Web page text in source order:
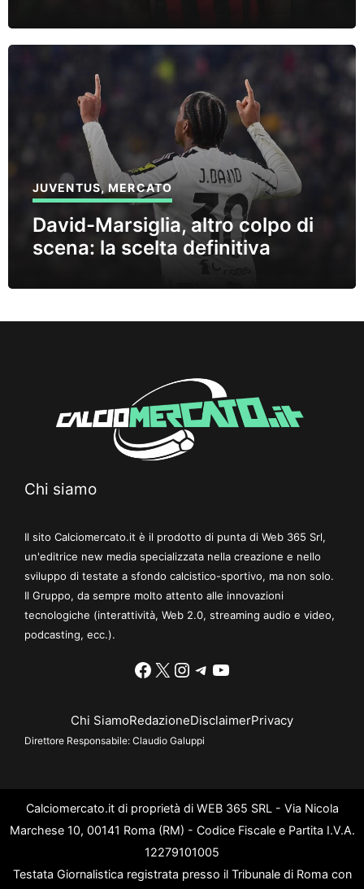
JUVENTUS,MERCATO
David-Marsiglia, altro colpo di
scena: la scelta definitiva
Chi siamo
Il sito Calciomercato.it è il prodotto di punta di Web 365 Srl,
un'editrice new media specializzata nella creazione e nello
sviluppo di testate a sfondo calcistico-sportivo, ma non solo.
Il Gruppo, da sempre molto attento alle innovazioni
tecnologiche (interattività, Web 2.0, streaming audio e video,
podcasting, ecc.).
Facebook
X Instagram
Telegram
YouTube
Chi SiamoRedazioneDisclaimerPrivacy
Direttore Responsabile: Claudio Galuppi
Calciomercato.it di proprietà di WEB 365 SRL - Via Nicola
Marchese 10, 00141 Roma (RM) - Codice Fiscale e Partita I.V.A.
12279101005
Testata Giornalistica registrata presso il Tribunale di Roma con